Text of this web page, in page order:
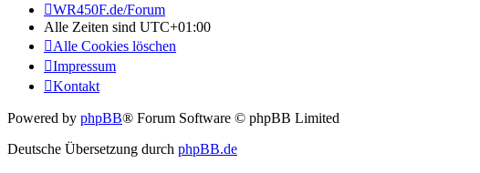
WR450F.de/Forum
Alle Zeiten sind UTC+01:00
Alle Cookies löschen
Impressum
Kontakt
Powered by phpBB® Forum Software © phpBB Limited
Deutsche Übersetzung durch phpBB.de